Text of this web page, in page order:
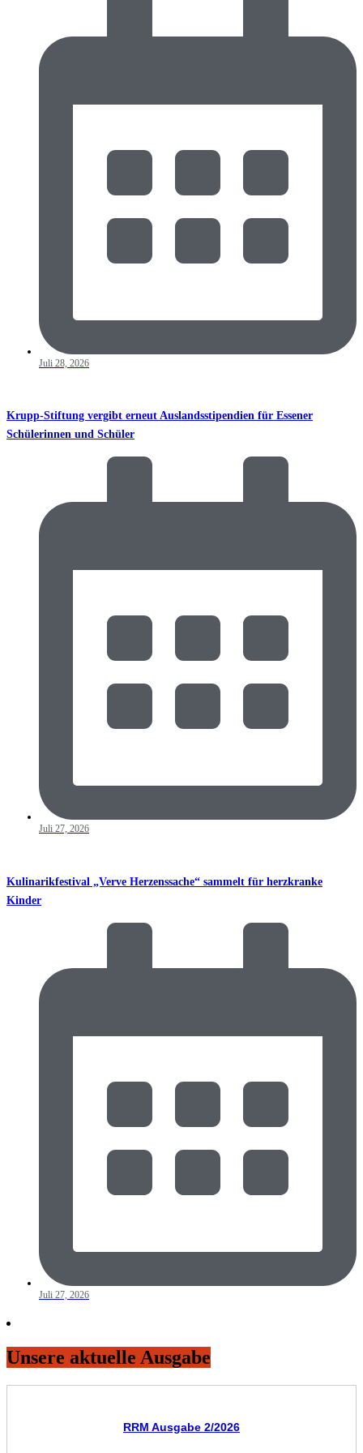
Juli 28, 2026
Krupp-Stiftung vergibt erneut Auslandsstipendien für Essener
Schülerinnen und Schüler
Juli 27, 2026
Kulinarikfestival „Verve Herzenssache“ sammelt für herzkranke
Kinder
Juli 27, 2026
Unsere aktuelle Ausgabe
RRM Ausgabe 2/2026